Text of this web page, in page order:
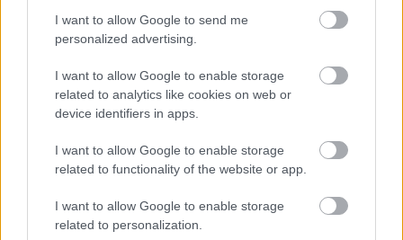
I want to allow Google to send me
personalized advertising.
I want to allow Google to enable storage
related to analytics like cookies on web or
device identifiers in apps.
I want to allow Google to enable storage
related to functionality of the website or app.
I want to allow Google to enable storage
related to personalization.
Atléták és turisták mellett a hackereket is vonzza az
augusztus 5-én kezdődő, 2016-os olimpia. A helyszínre
látogató résztvevőknek és az otthon maradó nézőknek
egyaránt nagyobb figyelmet kell fordítaniuk online
biztonságukra, mert a játékokhoz köthető
hetekben - figyelmeztetnek az IT-biztonsági cégek. Mire
ügyeljünk?